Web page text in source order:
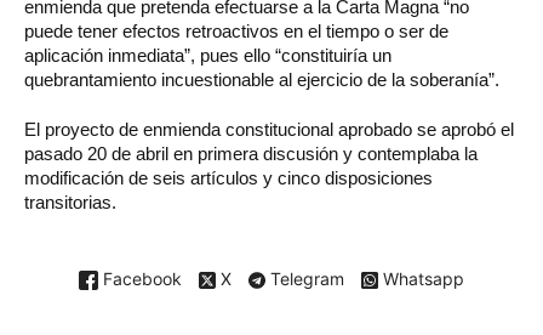
enmienda que pretenda efectuarse a la Carta Magna “no
puede tener efectos retroactivos en el tiempo o ser de
aplicación inmediata”, pues ello “constituiría un
quebrantamiento incuestionable al ejercicio de la soberanía”.
El proyecto de enmienda constitucional aprobado se aprobó el
pasado 20 de abril en primera discusión y contemplaba la
modificación de seis artículos y cinco disposiciones
transitorias.
Facebook X Telegram Whatsapp